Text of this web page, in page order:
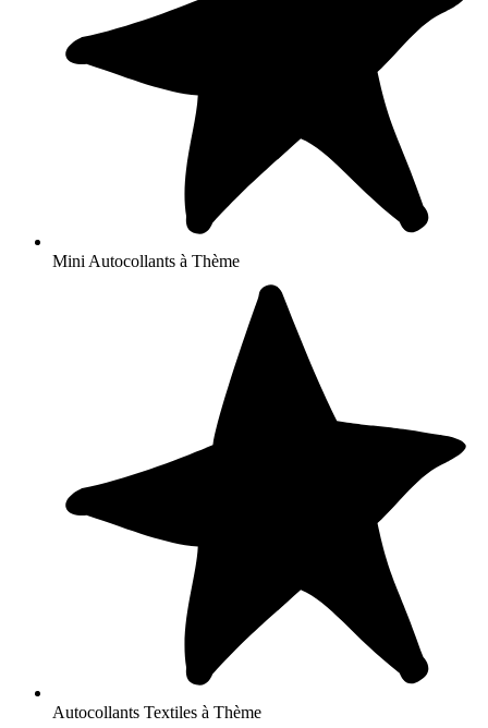
Mini Autocollants à Thème
Autocollants Textiles à Thème